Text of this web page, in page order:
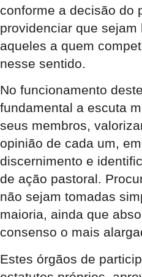
conforme a decisão do
providenciar que
aqueles a quem
nesse sentido.
No funcionamento
fundamental a escuta
seus membros,
opinião de cada um,
discernimento e
de ação pastoral.
não sejam tomadas
maioria, ainda que
consenso o mais
Estes órgãos de